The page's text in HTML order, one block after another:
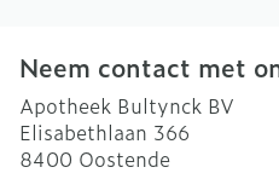
Neem contact met
Apotheek Bultynck BV
Elisabethlaan 366
8400 Oostende